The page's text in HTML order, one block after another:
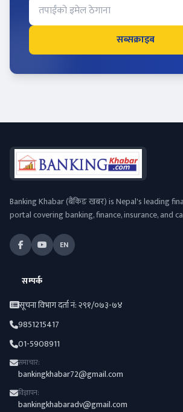
सब्सक्राइब
Banking Khabar (बैंकिङ खबर) is Nepal's leading
portal covering banking, finance, insurance, and
EN
सम्पर्क
सूचना विभाग दर्ता नं: २९१/०७३-७४
9851215417
01-5908911
समाचार:
bankingkhabar72@gmail.com
विज्ञापन:
bankingkhabaradv@gmail.com